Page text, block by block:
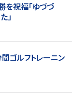
を祝福「ゆづづ
」
ゴルフトレーニン